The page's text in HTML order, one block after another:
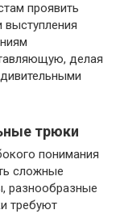
проявить
делая
трюки
понимания
сложные
разнообразные
требуют